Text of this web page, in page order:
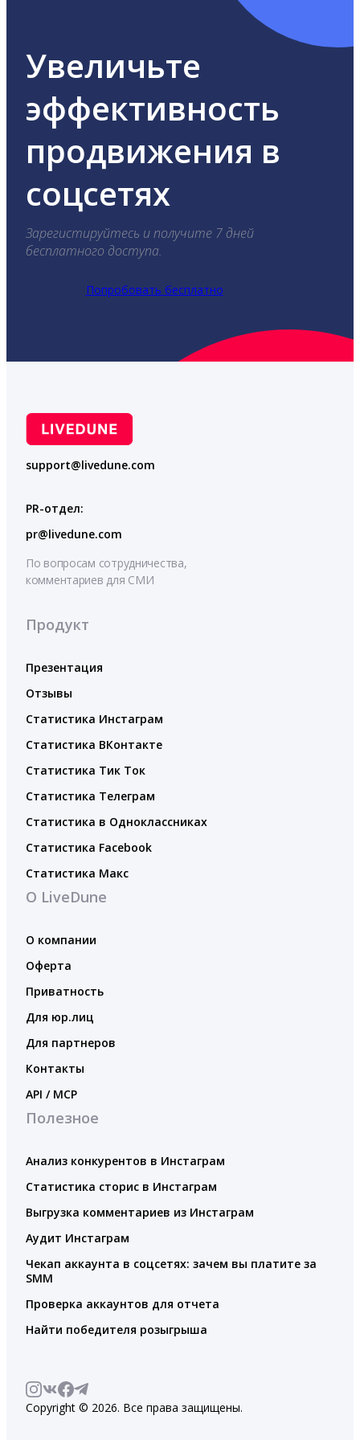
Увеличьте
эффективность
продвижения в
соцсетях
Зарегистируйтесь и получите 7 дней
бесплатного доступа.
Попробовать бесплатно
support@livedune.com
PR-отдел:
pr@livedune.com
По вопросам сотрудничества,
комментариев для СМИ
Продукт
Презентация
Отзывы
Статистика Инстаграм
Статистика ВКонтакте
Статистика Тик Ток
Статистика Телеграм
Статистика в Одноклассниках
Статистика Facebook
Статистика Макс
О LiveDune
О компании
Оферта
Приватность
Для юр.лиц
Для партнеров
Контакты
API / MCP
Полезное
Анализ конкурентов в Инстаграм
Статистика сторис в Инстаграм
Выгрузка комментариев из Инстаграм
Аудит Инстаграм
Чекап аккаунта в соцсетях: зачем вы платите за
SMM
Проверка аккаунтов для отчета
Найти победителя розыгрыша
Copyright © 2026. Все права защищены.